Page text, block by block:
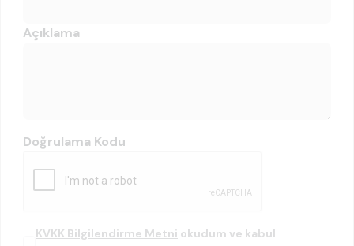
Açıklama
Doğrulama Kodu
KVKK Bilgilendirme Metni okudum ve kabul